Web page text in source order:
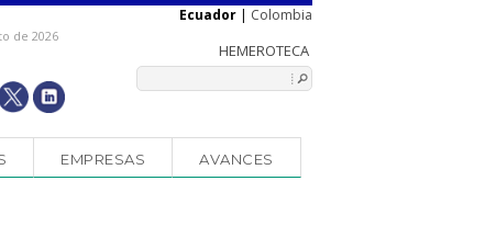
de 2026
Ecuador | Colombia
EMPRESAS AVANCES